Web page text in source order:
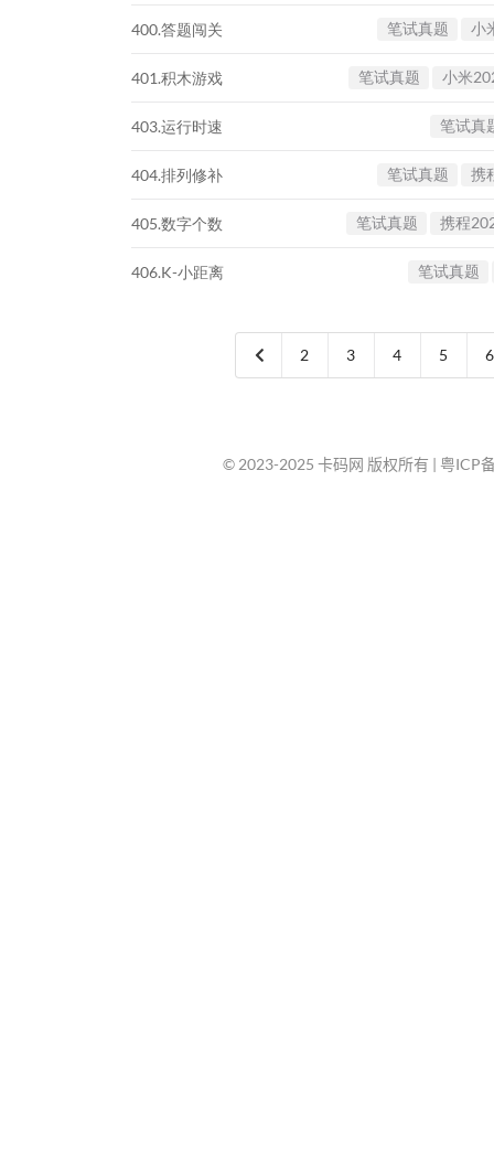
400.答题闯关 笔试真题 小
401.积木游戏 笔试真题 小米
403.运行时速 笔试真
404.排列修补 笔试真题 携
405.数字个数 笔试真题 携程
406.K-小距离 笔试真题
2 3 4 5 6
© 2023-2025 卡码网 版权所有 | 粤ICP